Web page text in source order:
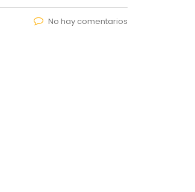
No hay comentarios